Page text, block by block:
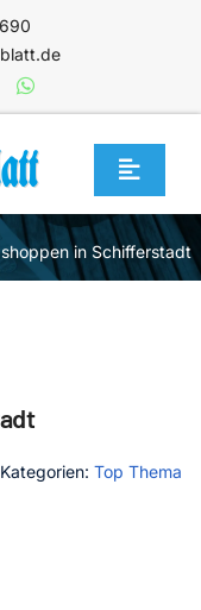
Toggle
in Schifferstadt
Kategorien: Top Thema